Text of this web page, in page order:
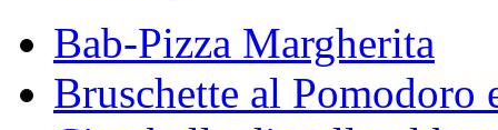
Bab-Pizza Margherita
Bruschette al Pomodoro